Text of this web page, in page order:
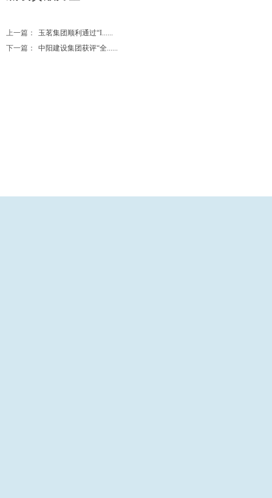
上一篇：
玉茗集团顺利通过“I......
下一篇：
中阳建设集团获评“全......